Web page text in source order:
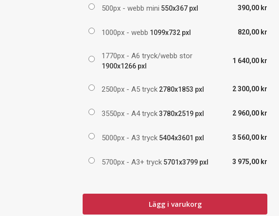
500px - webb mini 550x367 pxl 390,00 kr
1000px - webb 1099x732 pxl 820,00 kr
1770px - A6 tryck/webb stor
1900x1266 pxl
1 640,00 kr
2500px - A5 tryck 2780x1853 pxl 2 300,00 kr
3550px - A4 tryck3780x2519 pxl 2 960,00 kr
5000px - A3 tryck 5404x3601 pxl 3 560,00 kr
5700px - A3+ tryck 5701x3799 pxl 3 975,00 kr
Lägg i varukorg